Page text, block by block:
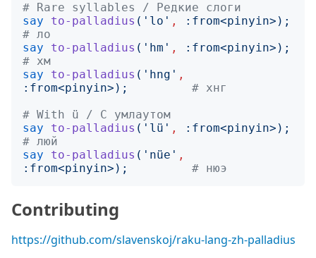
# Rare syllables / Редкие слоги
say
to-palladius (' lo ' , : from<pinyin>);
# ло
say
to-palladius (' hm ' , : from<pinyin>);
# хм
say
to-palladius (' hng ' ,
: from<pinyin>);
# хнг
# With ü / С умлаутом
say
to-palladius (' lü ' , : from<pinyin>);
# люй
say
to-palladius (' nüe ' ,
: from<pinyin>); # нюэ
Contributing
https://github.com/slavenskoj/raku-lang-zh-palladius